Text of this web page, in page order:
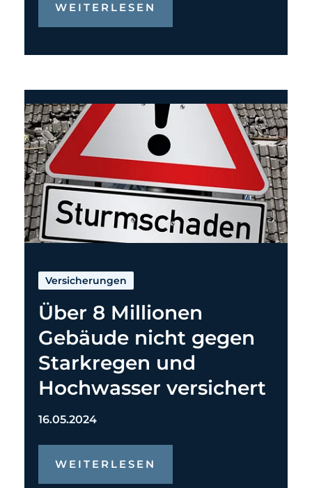
WEITERLESEN
Versicherungen
Über 8 Millionen
Gebäude nicht gegen
Starkregen und
Hochwasser versichert
16.05.2024
WEITERLESEN